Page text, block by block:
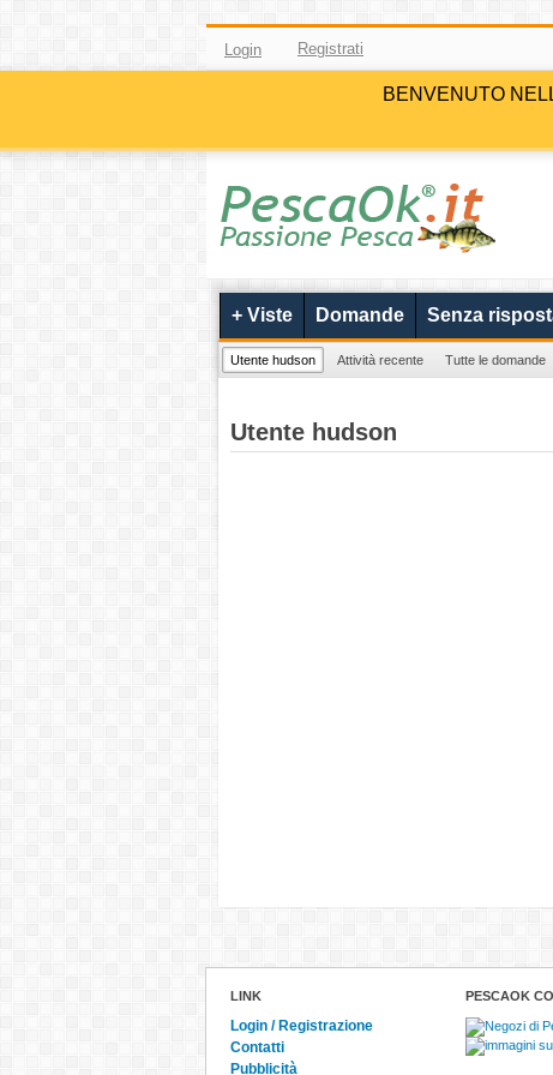
Login Registrati
BENVENUTO
+ Viste Domande Senza
Utente hudson Attività recente Tutte le domande
Utente hudson
LINK
Login / Registrazione
Contatti
Pubblicità
PESCAOK